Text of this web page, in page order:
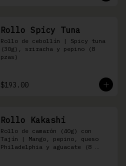
Rollo Spicy Tuna
Rollo de cebollín | Spicy tuna
(30g), sriracha y pepino (8
pzas)
$193.00
Rollo Kakashi
Rollo de camarón (40g) con
Tajín | Mango, pepino, queso
Philadelphia y aguacate (8